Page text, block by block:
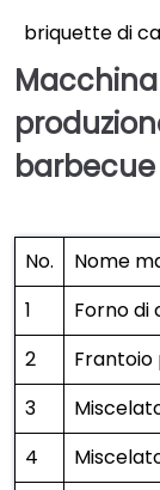
briquette di
barbecue
No.
Nome
1
Forno di
2
3
4